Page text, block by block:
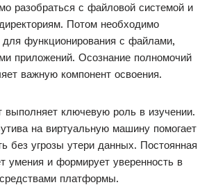
разобраться с файловой системой и
Потом необходимо
функционирования с файлами,
приложений. Осознание полномочий
важную компонент освоения.
выполняет ключевую роль в изучении.
на виртуальную машину помогает
без угрозы утери данных. Постоянная
умения и формирует уверенность в
платформы.